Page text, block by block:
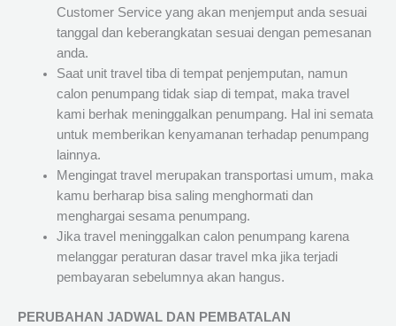
Customer Service yang akan menjemput anda sesuai
tanggal dan keberangkatan sesuai dengan pemesanan
anda.
Saat unit travel tiba di tempat penjemputan, namun
calon penumpang tidak siap di tempat, maka travel
kami berhak meninggalkan penumpang. Hal ini semata
untuk memberikan kenyamanan terhadap penumpang
lainnya.
Mengingat travel merupakan transportasi umum, maka
kamu berharap bisa saling menghormati dan
menghargai sesama penumpang.
Jika travel meninggalkan calon penumpang karena
melanggar peraturan dasar travel mka jika terjadi
pembayaran sebelumnya akan hangus.
PERUBAHAN JADWAL DAN PEMBATALAN